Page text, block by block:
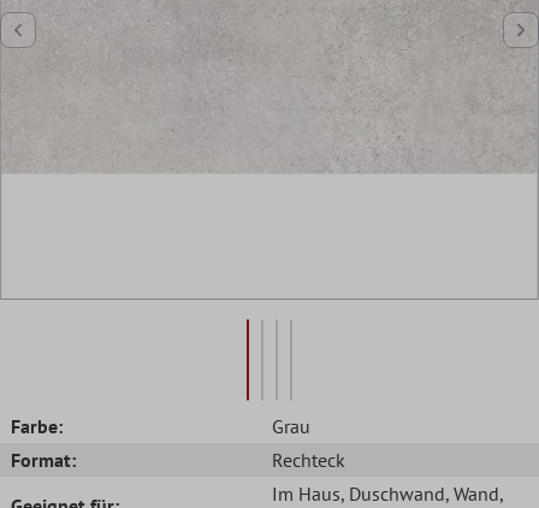
Farbe:
Grau
Format:
Rechteck
Im Haus, Duschwand, Wand,